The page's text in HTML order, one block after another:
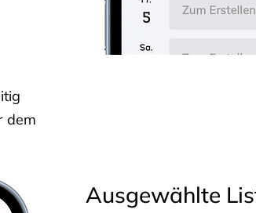
dem
Ausgewählte